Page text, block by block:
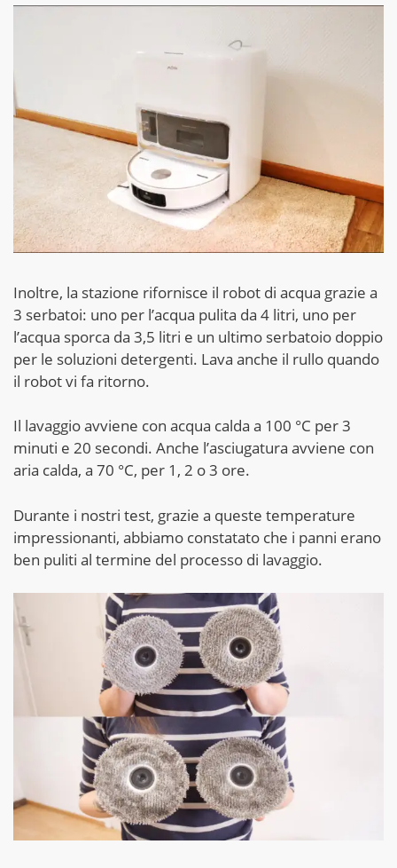
Inoltre, la stazione rifornisce il robot di acqua grazie a
3 serbatoi: uno per l’acqua pulita da 4 litri, uno per
l’acqua sporca da 3,5 litri e un ultimo serbatoio doppio
per le soluzioni detergenti. Lava anche il rullo quando
il robot vi fa ritorno.
Il lavaggio avviene con acqua calda a 100 °C per 3
minuti e 20 secondi. Anche l’asciugatura avviene con
aria calda, a 70 °C, per 1, 2 o 3 ore.
Durante i nostri test, grazie a queste temperature
impressionanti, abbiamo constatato che i panni erano
ben puliti al termine del processo di lavaggio.